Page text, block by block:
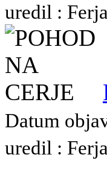
uredil :
Datum
uredil :